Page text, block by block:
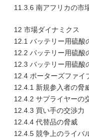
11.3.6 南アフリカの市
12 市場ダイナミクス
12.1 バッテリー用硫酸
12.2 バッテリー用硫酸
12.3 バッテリー用硫酸
12.4 ポーターズファイ
12.4.1 新規参入者の脅
12.4.2 サプライヤーの
12.4.3 買い手の交渉力
12.4.4 代替品の脅威
12.4.5 競争上のライバ